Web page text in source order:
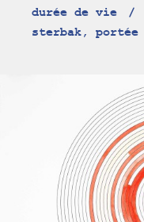
durée de vie
sterbak,